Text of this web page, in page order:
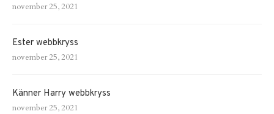
november 25, 2021
Ester webbkryss
november 25, 2021
Känner Harry webbkryss
november 25, 2021